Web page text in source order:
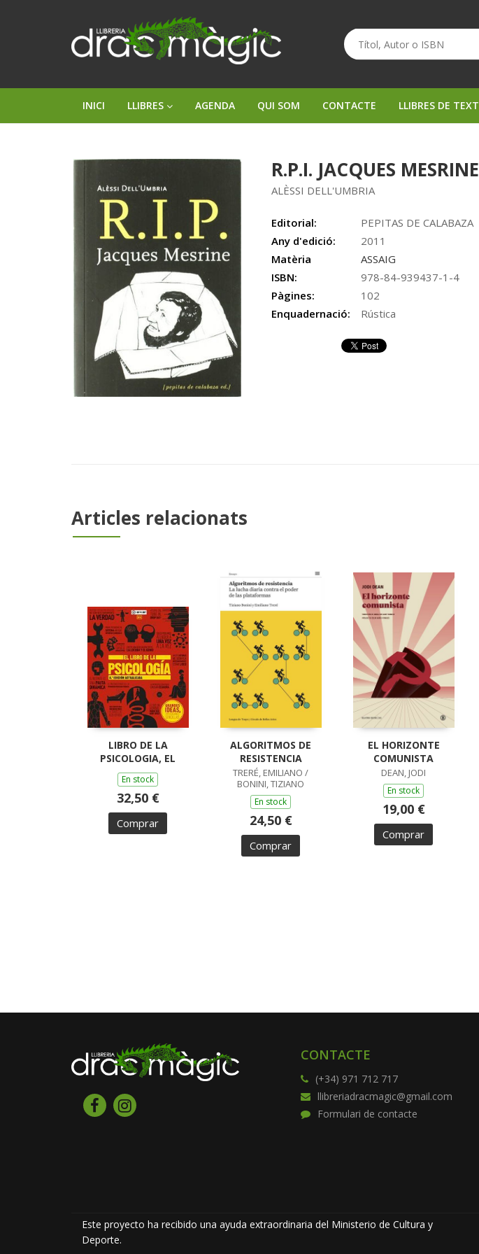
INICI LLIBRES AGENDA QUI SOM CONTACTE LLIBRES DE TEXT
R.P.I. JACQUES MESRINE
ALÈSSI DELL'UMBRIA
Editorial:
PEPITAS DE CALABAZA
Any d'edició:
2011
Matèria
ASSAIG
ISBN:
978-84-939437-1-4
Pàgines:
102
Enquadernació:
Rústica
Articles relacionats
LIBRO DE LA
PSICOLOGIA, EL
En stock
32,50 €
Comprar
ALGORITMOS DE
RESISTENCIA
TRERÉ, EMILIANO /
BONINI, TIZIANO
En stock
24,50 €
Comprar
EL HORIZONTE
COMUNISTA
DEAN, JODI
En stock
19,00 €
Comprar
CONTACTE
(+34) 971 712 717
llibreriadracmagic@gmail.com
Formulari de contacte
Este proyecto ha recibido una ayuda extraordinaria del Ministerio de Cultura y
Deporte.